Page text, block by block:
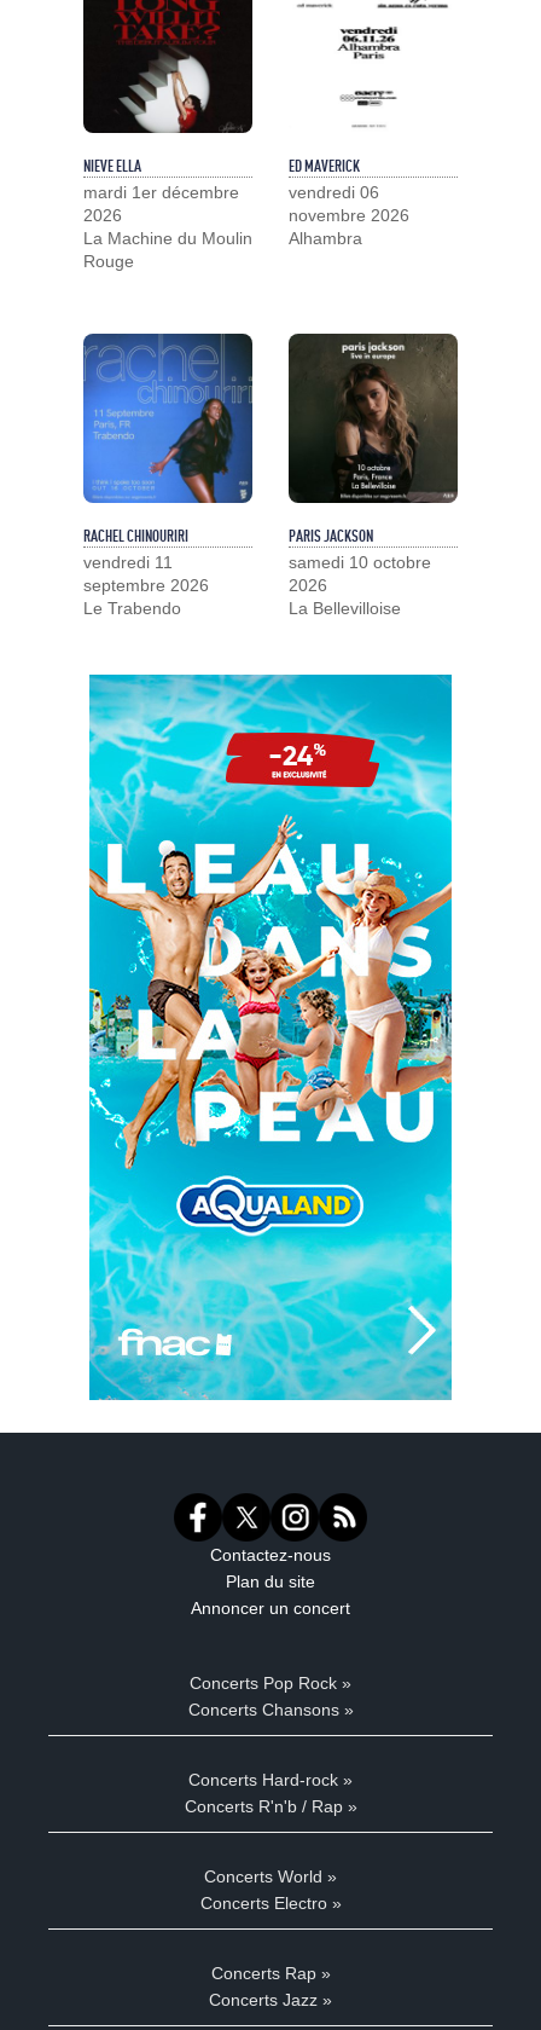
NIEVE ELLA
mardi 1er décembre
2026
La Machine du Moulin
Rouge
ED MAVERICK
vendredi 06
novembre 2026
Alhambra
RACHEL CHINOURIRI
vendredi 11
septembre 2026
Le Trabendo
PARIS JACKSON
samedi 10 octobre
2026
La Bellevilloise
Contactez-nous
Plan du site
Annoncer un concert
Concerts Pop Rock »
Concerts Chansons »
Concerts Hard-rock »
Concerts R'n'b / Rap »
Concerts World »
Concerts Electro »
Concerts Rap »
Concerts Jazz »